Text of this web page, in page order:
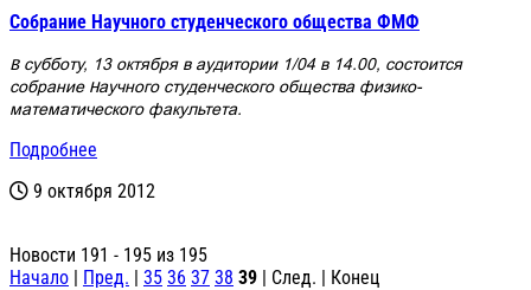
Cобрание Научного студенческого общества ФМФ
В субботу, 13 октября в аудитории 1/04 в 14.00, состоится
собрание Научного студенческого общества физико-
математического факультета.
Подробнее
9 октября 2012
Новости 191 - 195 из 195
Начало | Пред. | 35 36 37 38 39 | След. | Конец